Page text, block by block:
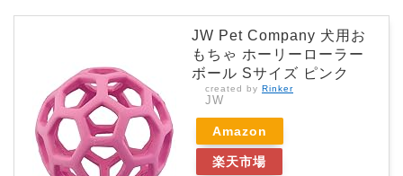
JW Pet Company 犬用お
もちゃ ホーリーローラー
ボール Sサイズ ピンク
created by Rinker
JW
Amazon
楽天市場